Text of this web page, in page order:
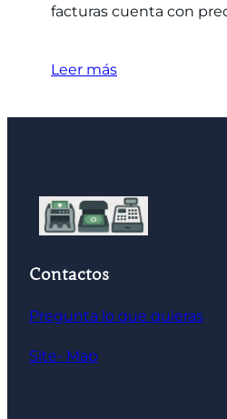
facturas cuenta con
Leer más
Contactos
Pregunta lo que quieras
Site- Map